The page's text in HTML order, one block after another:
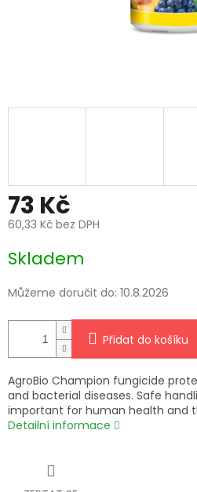
73 Kč
60,33 Kč bez DPH
cena:
Skladem
Můžeme doručit do: 10.8.2026
Přidat do košíku
AgroBio Champion fungicide
and bacterial diseases. Safe
important for human health and
Detailní informace